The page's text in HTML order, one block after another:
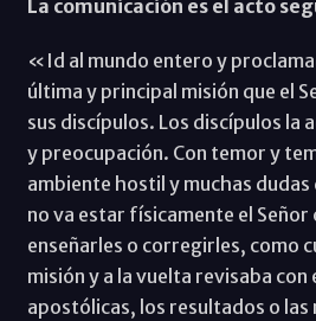
La comunicación es el acto
«Id al mundo entero y
última y principal misión que el
sus discípulos. Los discípulos la
y preocupación. Con temor y
ambiente hostil y muchas dudas
no va estar físicamente el Señor
enseñarles o corregirles, como
misión y a la vuelta revisaba
apostólicas, los resultados o las